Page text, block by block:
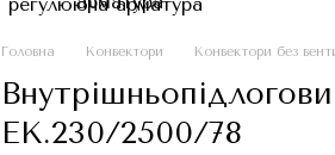
Головна Конвектори Конвектори без
EK.230/2500/78